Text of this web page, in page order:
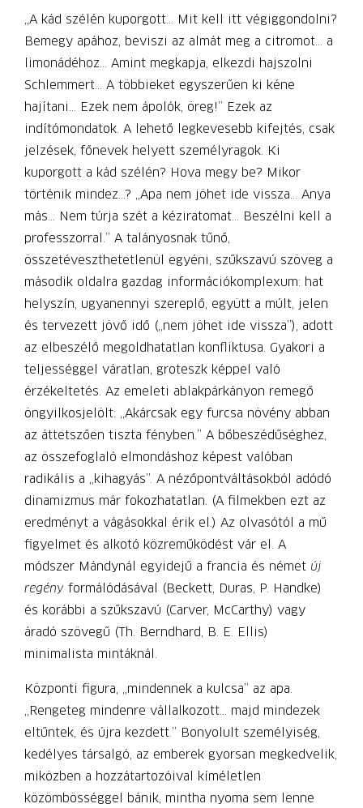
„A kád szélén kuporgott… Mit kell itt végiggondolni?
Bemegy apához, beviszi az almát meg a citromot… a
limonádéhoz… Amint megkapja, elkezdi hajszolni
Schlemmert… A többieket egyszerűen ki kéne
hajítani… Ezek nem ápolók, öreg!” Ezek az
indítómondatok. A lehető legkevesebb kifejtés, csak
jelzések, főnevek helyett személyragok. Ki
kuporgott a kád szélén? Hova megy be? Mikor
történik mindez…? „Apa nem jöhet ide vissza… Anya
más… Nem túrja szét a kéziratomat… Beszélni kell a
professzorral.” A talányosnak tűnő,
összetéveszthetetlenül egyéni, szűkszavú szöveg a
második oldalra gazdag információkomplexum: hat
helyszín, ugyanennyi szereplő, együtt a múlt, jelen
és tervezett jövő idő („nem jöhet ide vissza”), adott
az elbeszélő megoldhatatlan konfliktusa. Gyakori a
teljességgel váratlan, groteszk képpel való
érzékeltetés. Az emeleti ablakpárkányon remegő
öngyilkosjelölt: „Akárcsak egy furcsa növény abban
az áttetszően tiszta fényben.” A bőbeszédűséghez,
az összefoglaló elmondáshoz képest valóban
radikális a „kihagyás”. A nézőpontváltásokból adódó
dinamizmus már fokozhatatlan. (A filmekben ezt az
eredményt a vágásokkal érik el.) Az olvasótól a mű
figyelmet és alkotó közreműködést vár el. A
módszer Mándynál egyidejű a francia és német új
regény formálódásával (Beckett, Duras, P. Handke)
és korábbi a szűkszavú (Carver, McCarthy) vagy
áradó szövegű (Th. Berndhard, B. E. Ellis)
minimalista mintáknál.
Központi figura, „mindennek a kulcsa” az apa.
„Rengeteg mindenre vállalkozott… majd mindezek
eltűntek, és újra kezdett.” Bonyolult személyiség,
kedélyes társalgó, az emberek gyorsan megkedvelik,
miközben a hozzátartozóival kíméletlen
közömbösséggel bánik, mintha nyoma sem lenne